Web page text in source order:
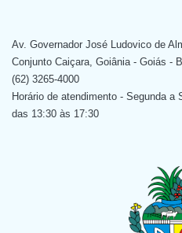
Av. Governador José Ludovico de
Conjunto Caiçara, Goiânia - Goiás -
(62) 3265-4000
Horário de atendimento - Segunda a
das 13:30 às 17:30